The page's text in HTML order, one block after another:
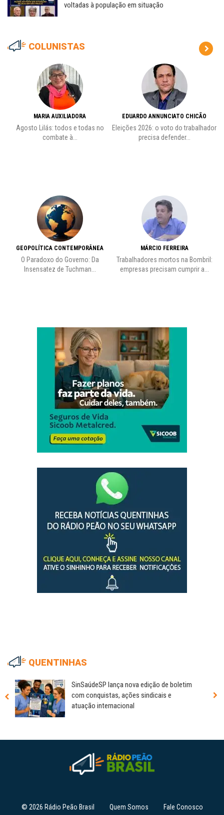
voltadas à população em situação
COLUNISTAS
MARIA AUXILIADORA
Agosto Lilás: todos e todas no
combate à...
GEOPOLÍTICA CONTEMPORÂNEA
O Paradoxo do Governo: Da
Insensatez de Tuchman...
EDUARDO ANNUNCIATO CHICÃO
Eleições 2026: o voto do trabalhador
precisa defender...
MÁRCIO FERREIRA
Trabalhadores mortos na Bombril:
empresas precisam cumprir a...
QUENTINHAS
SinSaúdeSP lança nova edição de boletim
com conquistas, ações sindicais e
atuação internacional
© 2026 Rádio Peão Brasil Quem Somos Fale Conosco